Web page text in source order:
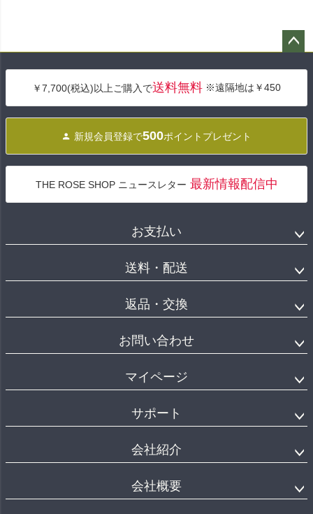
へ
￥7,700(税込)以上ご購入で送料無料 ※遠隔地は￥450
新規会員登録で500ポイントプレゼント
THE ROSE SHOP ニュースレター 最新情報配信中
お支払い
送料・配送
返品・交換
お問い合わせ
マイページ
サポート
会社紹介
会社概要